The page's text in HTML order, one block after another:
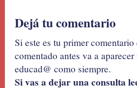
Dejá tu comentario
Si este es tu primer
comentado antes va a
educad@ como siempre.
Si vas a dejar una consulta